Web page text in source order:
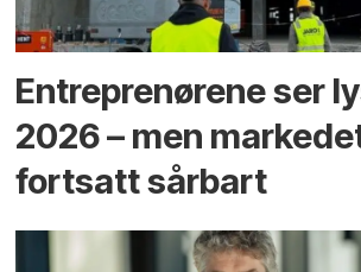
Entreprenørene ser
2026 – men
fortsatt sårbart